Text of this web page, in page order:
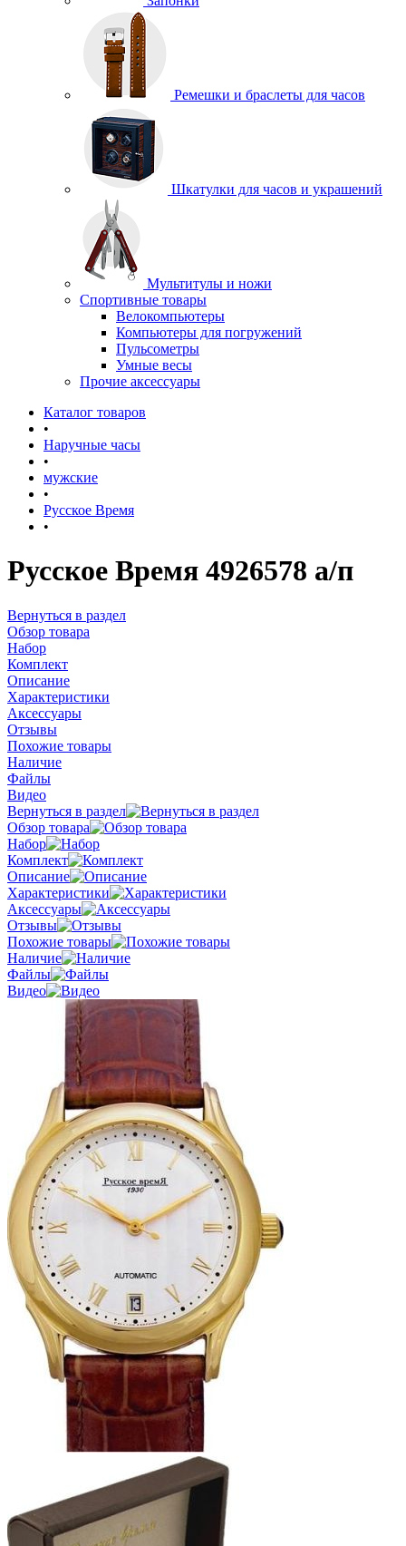
Ремешки и браслеты для часов
Шкатулки для часов и украшений
Мультитулы и ножи
Спортивные товары
Велокомпьютеры
Компьютеры для погружений
Пульсометры
Умные весы
Прочие аксессуары
Каталог товаров
•
Наручные часы
•
мужские
•
Русское Время
•
Русское Время 4926578 а/п
Вернуться в раздел
Обзор товара
Набор
Комплект
Описание
Характеристики
Аксессуары
Отзывы
Похожие товары
Наличие
Файлы
Видео
Вернуться в раздел
Обзор товара
Набор
Комплект
Описание
Характеристики
Аксессуары
Отзывы
Похожие товары
Наличие
Файлы
Видео